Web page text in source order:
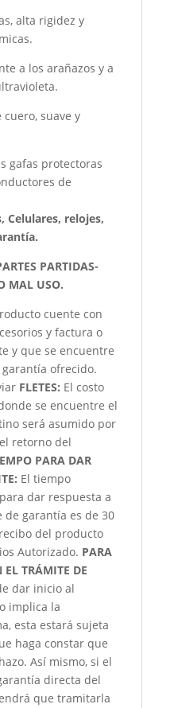
alta rigidez y
a los arañazos y a
suave y
gafas protectoras
de
Celulares, relojes,
PARTIDAS-
MAL USO.
cuente con
y factura o
y que se encuentre
ofrecido.
FLETES: El costo
se encuentre el
será asumido por
retorno del
PARA DAR
El tiempo
dar respuesta a
garantía es de 30
del producto
Autorizado. PARA
EL TRÁMITE DE
dar inicio al
implica la
esta estará sujeta
haga constar que
Así mismo, si el
directa del
que tramitarla